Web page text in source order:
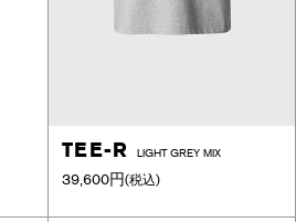
TEE-R LIGHT GREY MIX
39,600円(税込)